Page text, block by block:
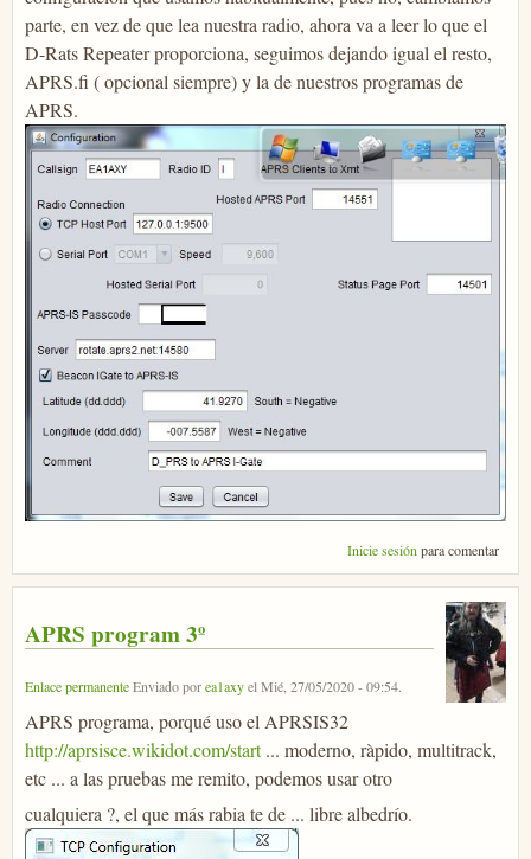
parte, en vez de que lea nuestra radio, ahora va a leer lo que el
D-Rats Repeater proporciona, seguimos dejando igual el resto,
APRS.fi ( opcional siempre) y la de nuestros programas de
APRS.
Inicie sesión para comentar
APRS program 3º
Enlace permanenteEnviado porea1axyelMié, 27/05/2020 - 09:54.
APRS programa, porqué uso el APRSIS32
http://aprsisce.wikidot.com/start... moderno, ràpido, multitrack,
etc ... a las pruebas me remito, podemos usar otro
cualquiera ?, el que más rabia te de ... libre albedrío.